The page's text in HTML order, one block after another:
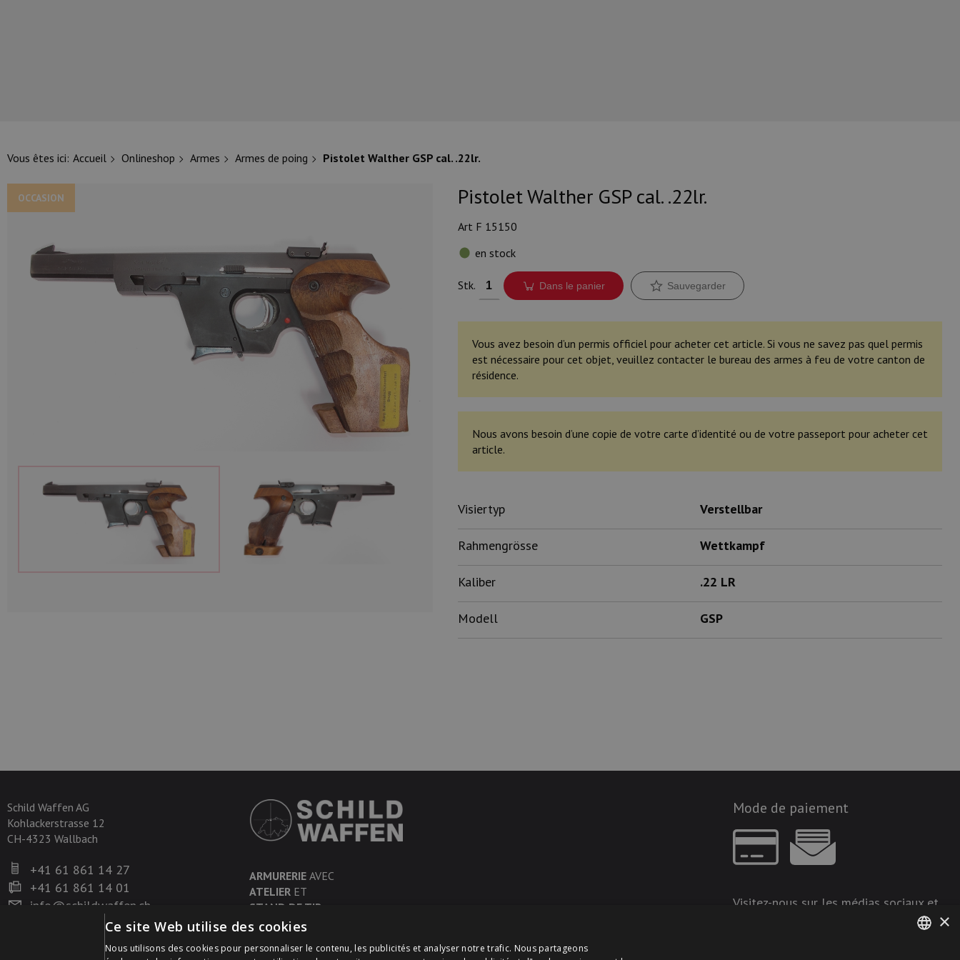
Vous êtes ici: Accueil Onlineshop Armes Armes de poing Pistolet Walther GSP cal. .22lr.
OCCASION Pistolet Walther GSP cal. .22lr.
Art F 15150
en stock
Stk. Dans le panier Sauvegarder
Vous avez besoin d’un permis officiel pour acheter cet article. Si vous ne savez pas quel permis
est nécessaire pour cet objet, veuillez contacter le bureau des armes à feu de votre canton de
résidence.
Nous avons besoin d’une copie de votre carte d’identité ou de votre passeport pour acheter cet
article.
Visiertyp Verstellbar
Rahmengrösse Wettkampf
Kaliber .22 LR
Modell GSP
Schild Waffen AG
Kohlackerstrasse 12
CH-4323 Wallbach
+41 61 861 14 27
+41 61 861 14 01
info@schildwaffen.ch
ARMURERIE AVEC
ATELIER ET
STAND DE TIR
Mode de paiement
Visitez-nous sur les médias sociaux et
×
Ce site Web utilise des cookies
Nous utilisons des cookies pour personnaliser le contenu, les publicités et analyser notre trafic. Nous partageons